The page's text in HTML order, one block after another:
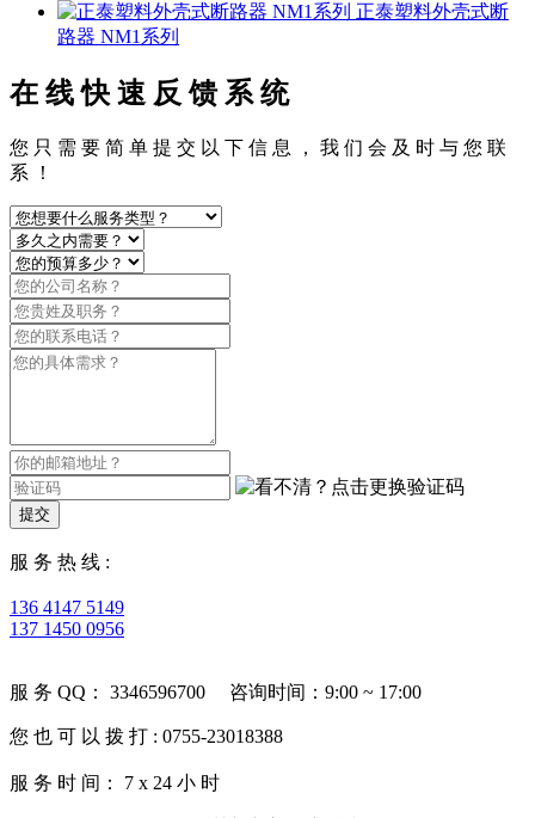
正泰塑料外壳式断
路器 NM1系列
在 线 快 速 反 馈 系 统
您 只 需 要 简 单 提 交 以 下 信 息 ， 我 们 会 及 时 与 您 联
系 ！
提交
服 务 热 线 :
136 4147 5149
137 1450 0956
服 务 QQ： 3346596700 咨询时间：9:00 ~ 17:00
您 也 可 以 拨 打 : 0755-23018388
服 务 时 间： 7 x 24 小 时